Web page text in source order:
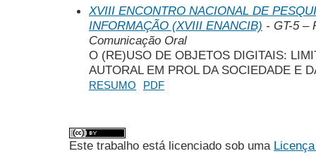
XVIII ENCONTRO NACIONAL DE
INFORMAÇÃO (XVIII ENANCIB) - GT-5 –
Comunicação Oral
O (RE)USO DE OBJETOS DIGITAIS:
AUTORAL EM PROL DA SOCIEDADE E
RESUMO PDF
Este trabalho está licenciado sob uma